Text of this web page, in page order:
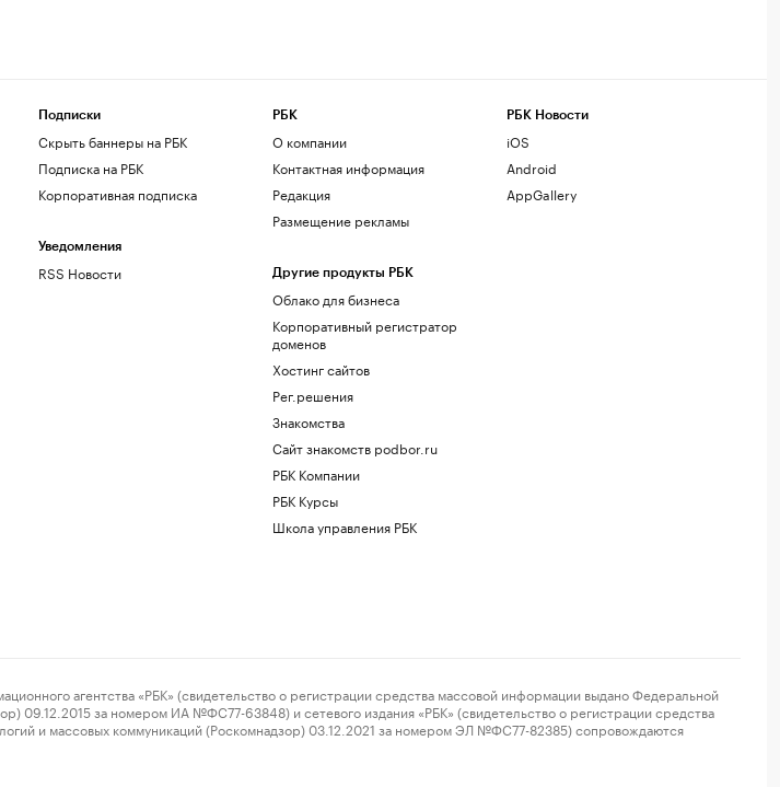
Подписки
Скрыть баннеры на РБК
Подписка на РБК
Корпоративная подписка
Уведомления
RSS Новости
РБК
О компании
Контактная информация
Редакция
Размещение рекламы
Другие продукты РБК
Облако для бизнеса
Корпоративный регистратор
доменов
Хостинг сайтов
Рег.решения
Знакомства
Сайт знакомств podbor.ru
РБК Компании
РБК Курсы
Школа управления РБК
РБК Новости
iOS
Android
AppGallery
агентства «РБК» (свидетельство о регистрации средства массовой информации выдано Федеральной
09.12.2015 за номером ИА №ФС77-63848) и сетевого издания «РБК» (свидетельство о регистрации средства
и массовых коммуникаций (Роскомнадзор) 03.12.2021 за номером ЭЛ №ФС77-82385) сопровождаются